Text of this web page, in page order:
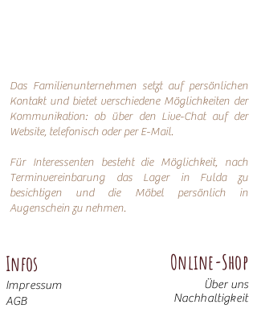
Das Familienunternehmen setzt auf persönlichen
Kontakt und bietet verschiedene Möglichkeiten der
Kommunikation: ob über den Live-Chat auf der
Website, telefonisch oder perE-Mail.
Für Interessenten besteht die Möglichkeit, nach
Terminvereinbarung das Lager in Fulda zu
besichtigen und die Möbel persönlich in
Augenschein zu nehmen.
Infos
Impressum
AGB
Online-Shop
Über uns
Nachhaltigkeit